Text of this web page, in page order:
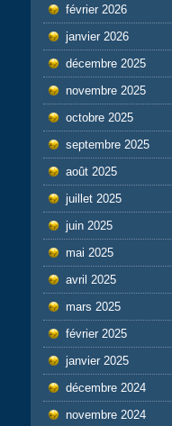
février 2026
janvier 2026
décembre 2025
novembre 2025
octobre 2025
septembre 2025
août 2025
juillet 2025
juin 2025
mai 2025
avril 2025
mars 2025
février 2025
janvier 2025
décembre 2024
novembre 2024